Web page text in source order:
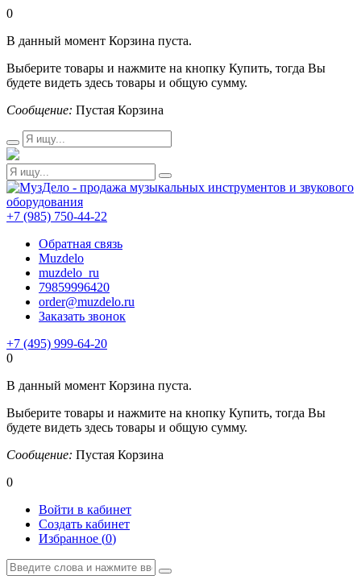
0
В данный момент Корзина пуста.
Выберите товары и нажмите на кнопку Купить, тогда Вы
будете видеть здесь товары и общую сумму.
Сообщение: Пустая Корзина
+7 (985) 750-44-22
Обратная связь
Muzdelo
muzdelo_ru
79859996420
order@muzdelo.ru
Заказать звонок
+7 (495) 999-64-20
0
В данный момент Корзина пуста.
Выберите товары и нажмите на кнопку Купить, тогда Вы
будете видеть здесь товары и общую сумму.
Сообщение: Пустая Корзина
0
Войти в кабинет
Создать кабинет
Избранное (0)